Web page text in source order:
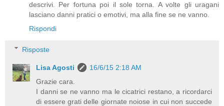
descrivi. Per fortuna poi il sole torna. A volte gli uragani
lasciano danni pratici o emotivi, ma alla fine se ne vanno.
Rispondi
Risposte
Lisa Agosti
16/6/15 2:18 AM
Grazie cara.
I danni se ne vanno ma le cicatrici restano, a ricordarci
di essere grati delle giornate noiose in cui non succede